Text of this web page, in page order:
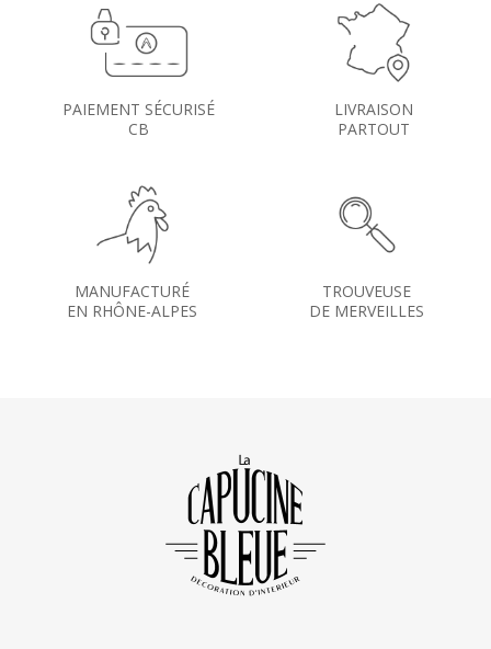
PAIEMENT SÉCURISÉ
CB
LIVRAISON
PARTOUT
MANUFACTURÉ
EN RHÔNE-ALPES
TROUVEUSE
DE MERVEILLES